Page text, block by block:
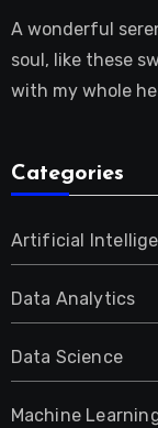
A wonderful
soul, like these
with my whole
Categories
Artificial
Data Analytics
Data Science
Machine